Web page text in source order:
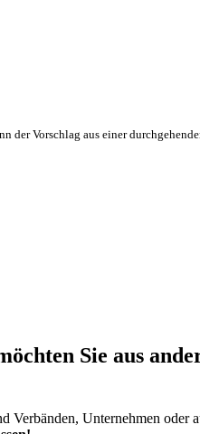
Vorschlag aus einer
Sie aus
Unternehmen oder